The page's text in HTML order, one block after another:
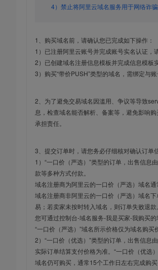
4）禁止将阿里云域名服务用于网络诈
1、购买域名前，请确认您已完成如下操作：
1）已注册阿里云账号并完成账号实名认证，
2）已创建域名注册信息模板并完成信息模板
3）购买“带价PUSH”类型的域名，需绑定与
2、为了避免交易域名因滥用、争议等导致
息，检查域名能否解析、备案等，避免影响
承担责任。
3、提交订单时，请您务必仔细核对确认订单信
1）“一口价（严选）”类型的订单，出售信
款等多种方式付款。
域名注册商为阿里云的一口价（严选）域名
域名注册商非阿里云的一口价（严选）域名
易；若卖家未按时转入域名，则订单失败退款。
您可通过控制台-域名服务-我是买家-我购买
“一口价（严选）”域名所示价格仅为域名购
2）“一口价（优选）”类型的订单，出售信息
实际订单结算支付价格为准。“一口价（优选
域名仍可购买，通常15个工作日左右完成购